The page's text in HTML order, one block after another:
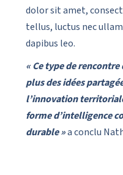
dolor sit amet,
tellus, luctus nec
dapibus leo.
« Ce type de
plus des idées
l’innovation
forme d’intelligence
durable »a conclu